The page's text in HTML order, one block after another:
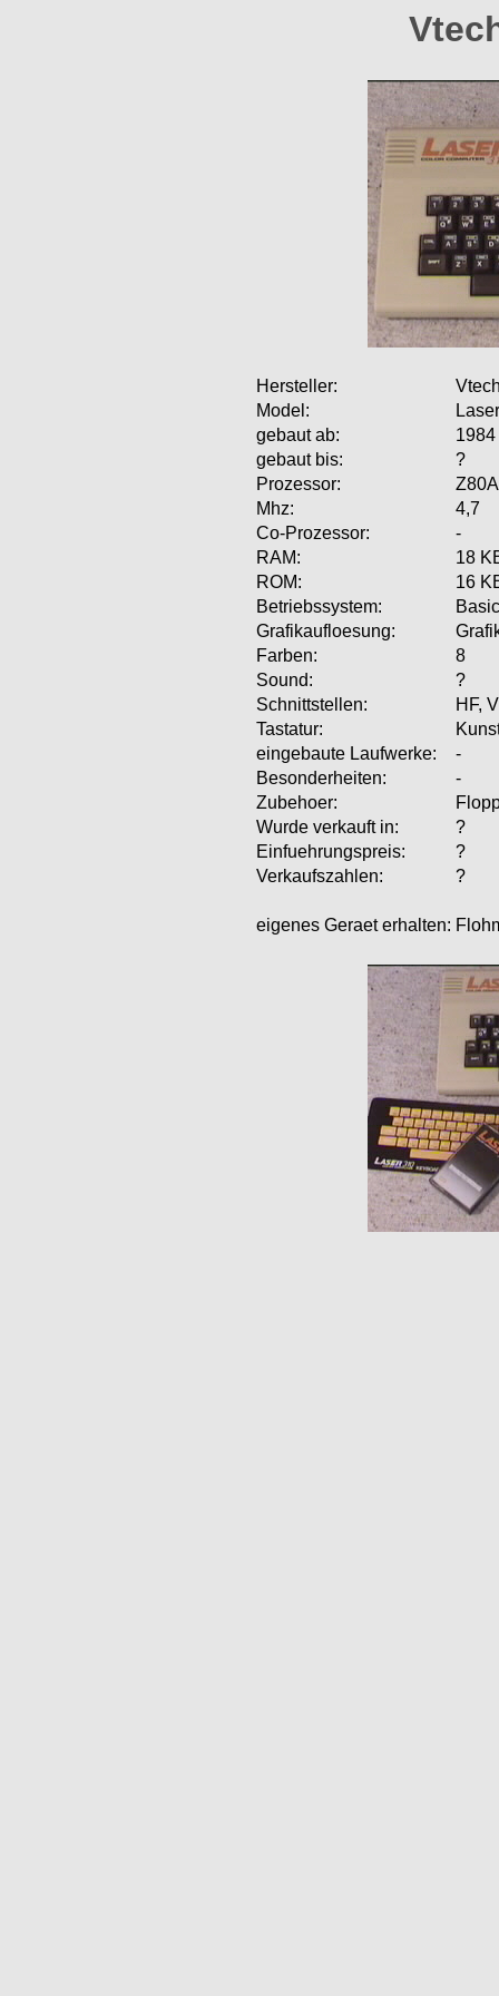
Hersteller:
Model:
gebaut ab:
1984
gebaut bis:
?
Prozessor:
Mhz:
4,7
Co-Prozessor:
-
RAM:
18
ROM:
16
Betriebssystem:
Grafikaufloesung:
Farben:
8
Sound:
?
Schnittstellen:
HF,
Tastatur:
eingebaute Laufwerke:
-
Besonderheiten:
-
Zubehoer:
Wurde verkauft in:
?
Einfuehrungspreis:
?
Verkaufszahlen:
?
eigenes Geraet erhalten: